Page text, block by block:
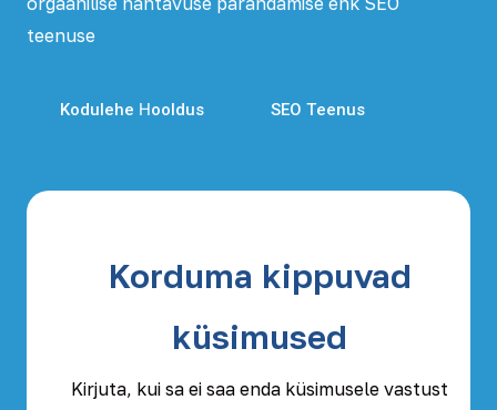
teenuse
Kodulehe Hooldus SEO Teenus
Korduma kippuvad
küsimused
Kirjuta, kui sa ei saa enda küsimusele vastust